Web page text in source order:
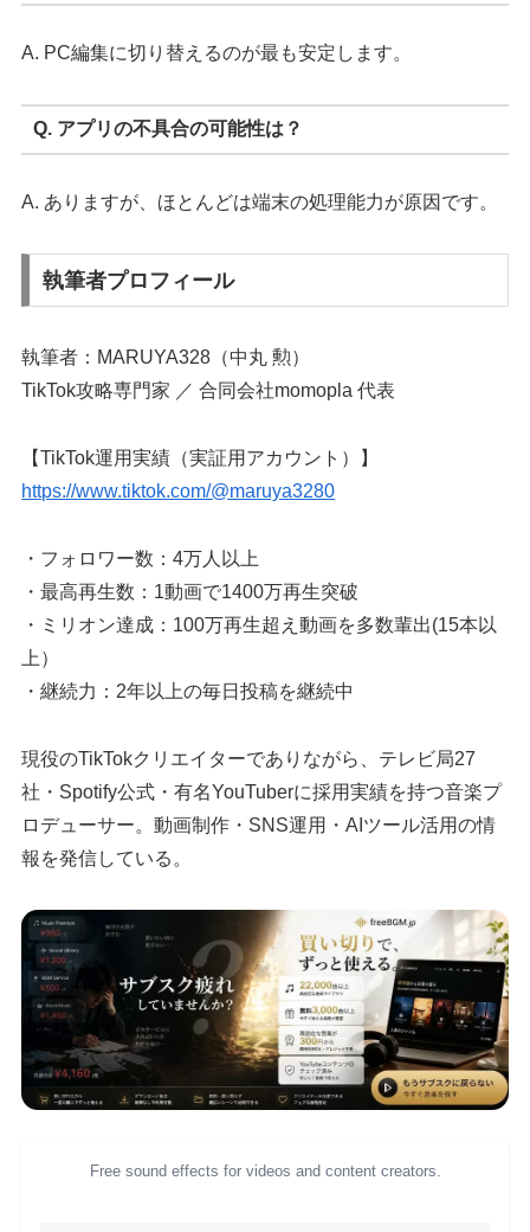
A. PC編集に切り替えるのが最も安定します。
Q. アプリの不具合の可能性は？
A. ありますが、ほとんどは端末の処理能力が原因です。
執筆者プロフィール
執筆者：MARUYA328（中丸 勲）
TikTok攻略専門家 ／ 合同会社momopla 代表
【TikTok運用実績（実証用アカウント）】
https://www.tiktok.com/@maruya3280
・フォロワー数：4万人以上
・最高再生数：1動画で1400万再生突破
・ミリオン達成：100万再生超え動画を多数輩出(15本以
上）
・継続力：2年以上の毎日投稿を継続中
現役のTikTokクリエイターでありながら、テレビ局27
社・Spotify公式・有名YouTuberに採用実績を持つ音楽プ
ロデューサー。動画制作・SNS運用・AIツール活用の情
報を発信している。
Free sound effects for videos and content creators.